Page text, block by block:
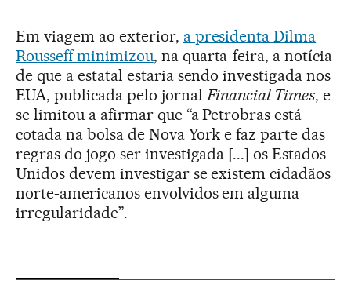
Em viagem ao exterior, a presidenta Dilma
Rousseff minimizou, na quarta-feira, a notícia
de que a estatal estaria sendo investigada nos
EUA, publicada pelo jornalFinancial Times, e
se limitou a afirmar que “a Petrobras está
cotada na bolsa de Nova York e faz parte das
regras do jogo ser investigada [...] os Estados
Unidos devem investigar se existem cidadãos
norte-americanos envolvidos em alguma
irregularidade”.